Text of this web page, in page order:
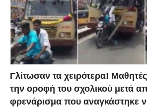
Γλίτωσαν τα χειρότερα!
την οροφή του σχολικού μετά
φρενάρισμα που αναγκάστηκε